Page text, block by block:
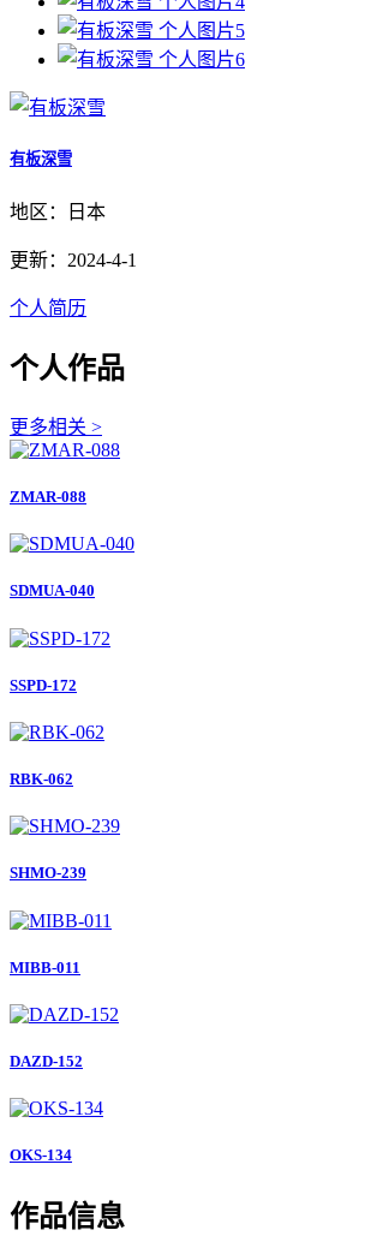
有板深雪
地区：日本
更新：2024-4-1
个人简历
个人作品
更多相关 >
ZMAR-088
SDMUA-040
SSPD-172
RBK-062
SHMO-239
MIBB-011
DAZD-152
OKS-134
作品信息